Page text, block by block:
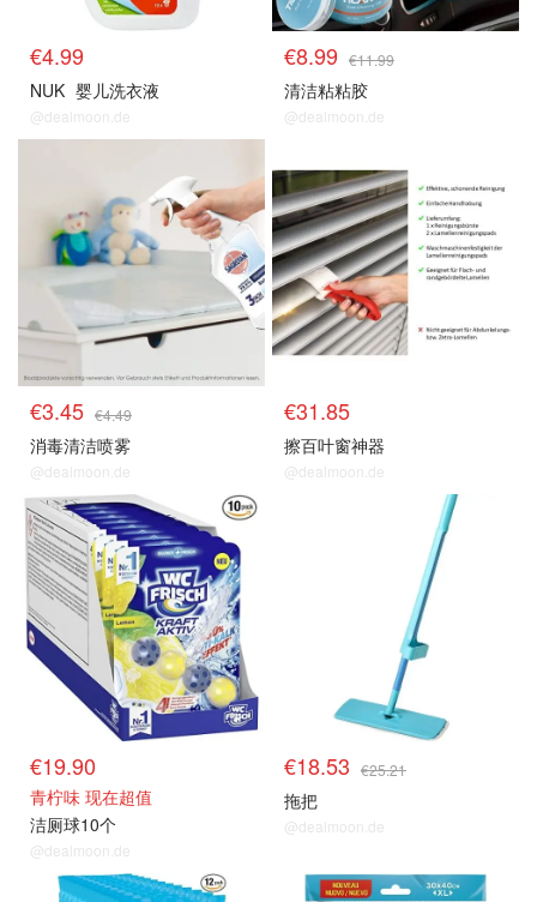
€4.99
NUK 婴儿洗衣液
@dealmoon.de
€8.99 €11.99
清洁粘粘胶
@dealmoon.de
€3.45 €4.49
消毒清洁喷雾
@dealmoon.de
€31.85
擦百叶窗神器
@dealmoon.de
€19.90
青柠味 现在超值
洁厕球10个
@dealmoon.de
€18.53 €25.21
拖把
@dealmoon.de